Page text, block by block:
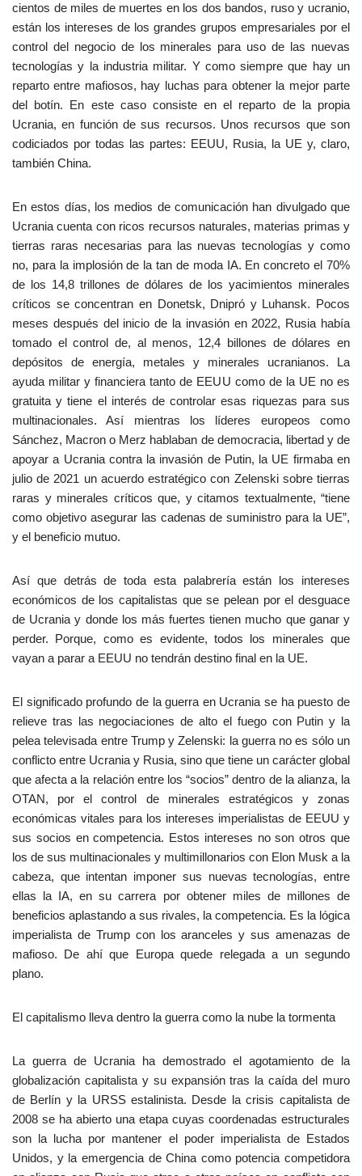
cientos de miles de muertes en los dos bandos, ruso y ucranio,
están los intereses de los grandes grupos empresariales por el
control del negocio de los minerales para uso de las nuevas
tecnologías y la industria militar. Y como siempre que hay un
reparto entre mafiosos, hay luchas para obtener la mejor parte
del botín. En este caso consiste en el reparto de la propia
Ucrania, en función de sus recursos. Unos recursos que son
codiciados por todas las partes: EEUU, Rusia, la UE y, claro,
también China.
En estos días, los medios de comunicación han divulgado que
Ucrania cuenta con ricos recursos naturales, materias primas y
tierras raras necesarias para las nuevas tecnologías y como
no, para la implosión de la tan de moda IA. En concreto el 70%
de los 14,8 trillones de dólares de los yacimientos minerales
críticos se concentran en Donetsk, Dnipró y Luhansk. Pocos
meses después del inicio de la invasión en 2022, Rusia había
tomado el control de, al menos, 12,4 billones de dólares en
depósitos de energía, metales y minerales ucranianos. La
ayuda militar y financiera tanto de EEUU como de la UE no es
gratuita y tiene el interés de controlar esas riquezas para sus
multinacionales. Así mientras los líderes europeos como
Sánchez, Macron o Merz hablaban de democracia, libertad y de
apoyar a Ucrania contra la invasión de Putin, la UE firmaba en
julio de 2021 un acuerdo estratégico con Zelenski sobre tierras
raras y minerales críticos que, y citamos textualmente, “tiene
como objetivo asegurar las cadenas de suministro para la UE”,
y el beneficio mutuo.
Así que detrás de toda esta palabrería están los intereses
económicos de los capitalistas que se pelean por el desguace
de Ucrania y donde los más fuertes tienen mucho que ganar y
perder. Porque, como es evidente, todos los minerales que
vayan a parar a EEUU no tendrán destino final en la UE.
El significado profundo de la guerra en Ucrania se ha puesto de
relieve tras las negociaciones de alto el fuego con Putin y la
pelea televisada entre Trump y Zelenski: la guerra no es sólo un
conflicto entre Ucrania y Rusia, sino que tiene un carácter global
que afecta a la relación entre los “socios” dentro de la alianza, la
OTAN, por el control de minerales estratégicos y zonas
económicas vitales para los intereses imperialistas de EEUU y
sus socios en competencia. Estos intereses no son otros que
los de sus multinacionales y multimillonarios con Elon Musk a la
cabeza, que intentan imponer sus nuevas tecnologías, entre
ellas la IA, en su carrera por obtener miles de millones de
beneficios aplastando a sus rivales, la competencia. Es la lógica
imperialista de Trump con los aranceles y sus amenazas de
mafioso. De ahí que Europa quede relegada a un segundo
plano.
El capitalismo lleva dentro la guerra como la nube la tormenta
La guerra de Ucrania ha demostrado el agotamiento de la
globalización capitalista y su expansión tras la caída del muro
de Berlín y la URSS estalinista. Desde la crisis capitalista de
2008 se ha abierto una etapa cuyas coordenadas estructurales
son la lucha por mantener el poder imperialista de Estados
Unidos, y la emergencia de China como potencia competidora